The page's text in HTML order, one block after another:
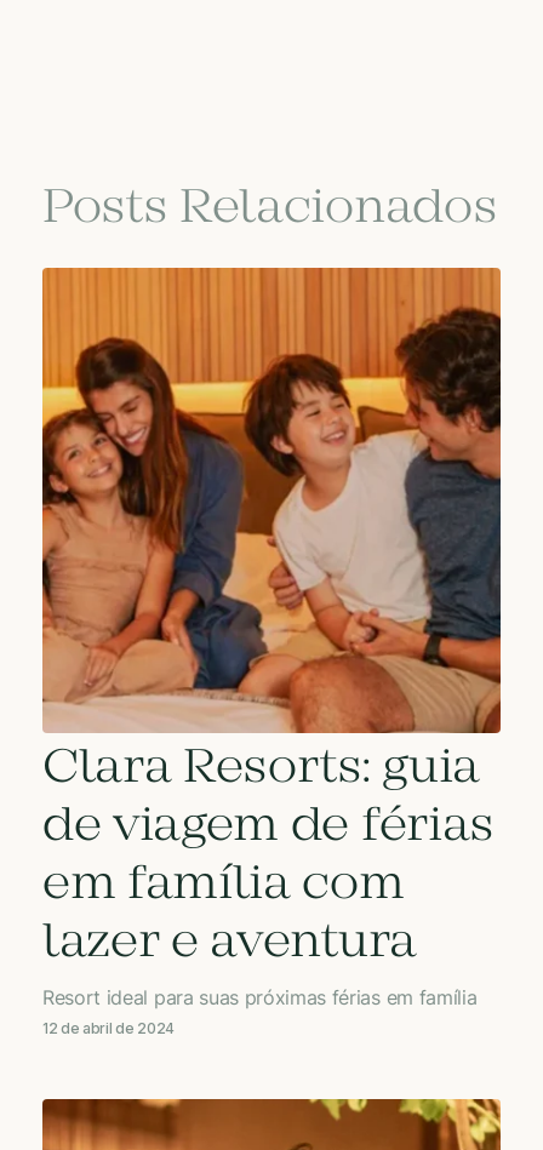
Posts Relacionados
Clara Resorts: guia
de viagem de férias
em família com
lazer e aventura
Resort ideal para suas próximas férias em família
12 de abril de 2024